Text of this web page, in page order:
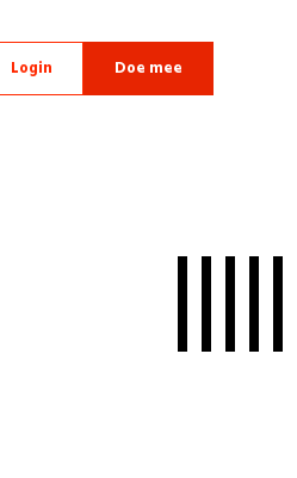
Login Doe mee